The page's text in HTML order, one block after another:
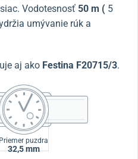
Vodotesnosť 50 m ( 5
umývanie rúk a
aj ako Festina F20715/3.
Priemer puzdra
32,5 mm